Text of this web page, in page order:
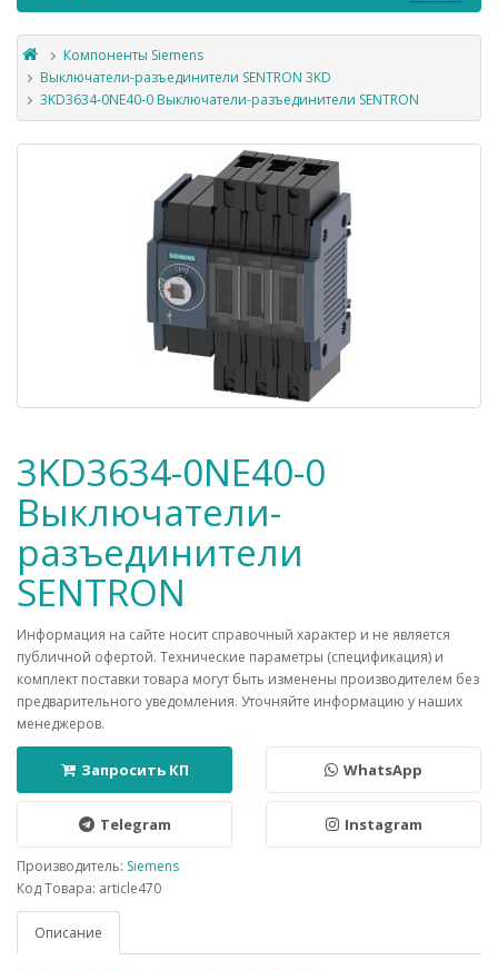
Компоненты Siemens
Выключатели-разъединители SENTRON 3KD
3KD3634-0NE40-0 Выключатели-разъединители SENTRON
3KD3634-0NE40-0
Выключатели-
разъединители
SENTRON
Информация на сайте носит справочный характер и не является
публичной офертой. Технические параметры (спецификация) и
комплект поставки товара могут быть изменены производителем без
предварительного уведомления. Уточняйте информацию у наших
менеджеров.
Запросить КП WhatsApp
Telegram Instagram
Производитель: Siemens
Код Товара: article470
Описание